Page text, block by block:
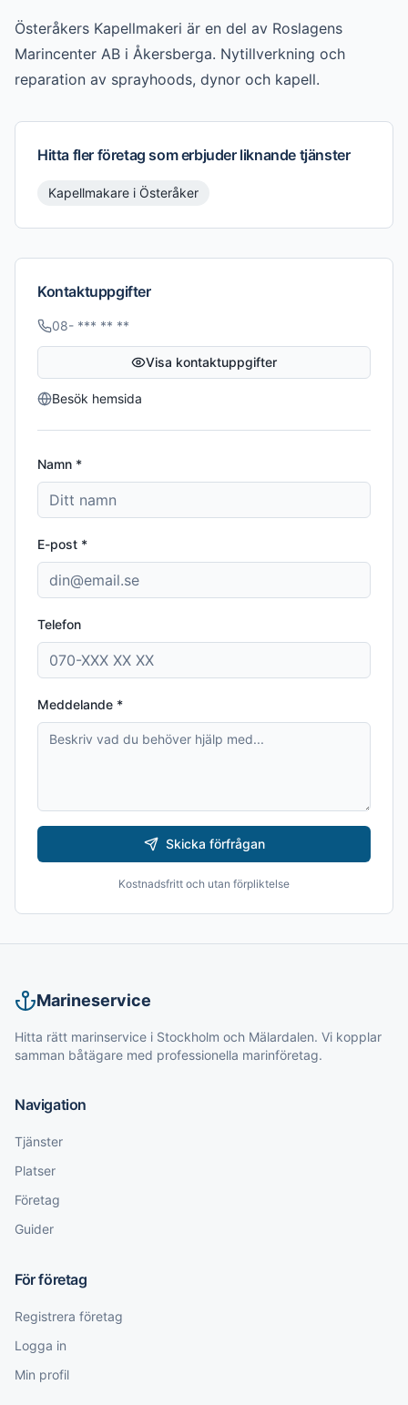
Österåkers Kapellmakeri är en del av Roslagens
Marincenter AB i Åkersberga. Nytillverkning och
reparation av sprayhoods, dynor och kapell.
Hitta fler företag som erbjuder liknande tjänster
Kapellmakare i Österåker
Kontaktuppgifter
08- *** ** **
Visa kontaktuppgifter
Besök hemsida
Namn *
E-post *
Telefon
Meddelande *
Skicka förfrågan
Kostnadsfritt och utan förpliktelse
Marineservice
Hitta rätt marinservice i Stockholm och Mälardalen. Vi kopplar
samman båtägare med professionella marinföretag.
Navigation
Tjänster
Platser
Företag
Guider
För företag
Registrera företag
Logga in
Min profil